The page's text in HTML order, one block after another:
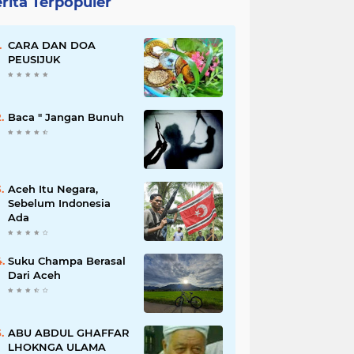
CARA DAN DOA
PEUSIJUK
Baca " Jangan Bunuh
Aceh Itu Negara,
Sebelum Indonesia
Ada
Suku Champa Berasal
Dari Aceh
ABU ABDUL GHAFFAR
LHOKNGA ULAMA